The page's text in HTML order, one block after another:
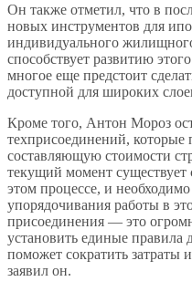
Он также отметил, что в
новых инструментов для
индивидуального
способствует развитию
многое еще предстоит
доступной для широких
Кроме того, Антон Мороз
техприсоединений,
составляющую стоимости
текущий момент существует
этом процессе, и
упорядочивания работы в
присоединения — это
установить единые правила
поможет сократить
заявил он.